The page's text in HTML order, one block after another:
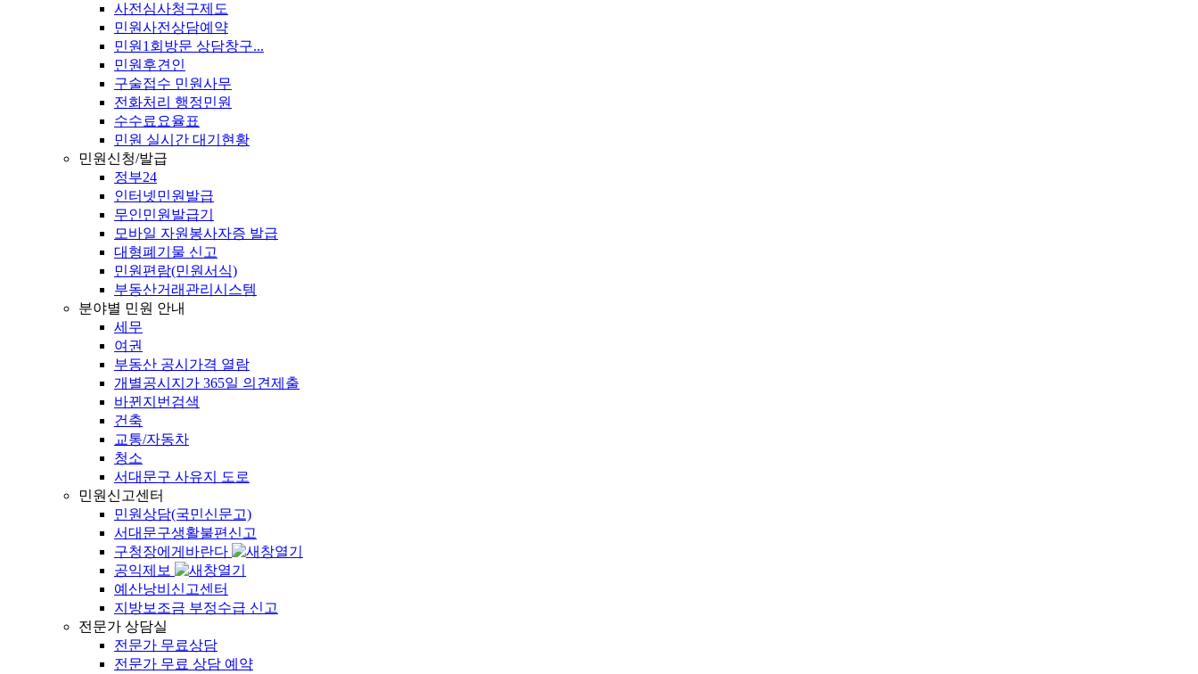
사전심사청구제도
민원사전상담예약
민원1회방문 상담창구...
민원후견인
구술접수 민원사무
전화처리 행정민원
수수료요율표
민원 실시간 대기현황
민원신청/발급
정부24
인터넷민원발급
무인민원발급기
모바일 자원봉사자증 발급
대형폐기물 신고
민원편람(민원서식)
부동산거래관리시스템
분야별 민원 안내
세무
여권
부동산 공시가격 열람
개별공시지가 365일 의견제출
바뀐지번검색
건축
교통/자동차
청소
서대문구 사유지 도로
민원신고센터
민원상담(국민신문고)
서대문구생활불편신고
구청장에게바란다
공익제보
예산낭비신고센터
지방보조금 부정수급 신고
전문가 상담실
전문가 무료상담
전문가 무료 상담 예약